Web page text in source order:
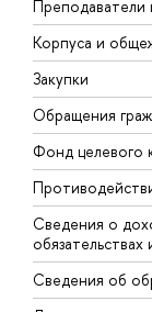
Преподаватели
Корпуса и
Закупки
Обращения
Фонд целевого
Сведения о
Сведения об